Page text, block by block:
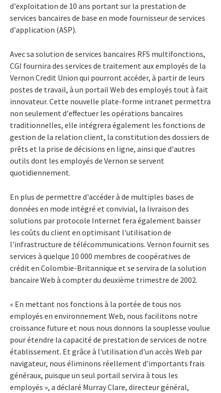
d'exploitation de 10 ans portant sur la prestation de
services bancaires de base en mode fournisseur de services
d'application (ASP).
Avec sa solution de services bancaires RFS multifonctions,
CGI fournira des services de traitement aux employés de la
Vernon Credit Union qui pourront accéder, à partir de leurs
postes de travail, à un portail Web des employés tout à fait
innovateur. Cette nouvelle plate-forme intranet permettra
non seulement d'effectuer les opérations bancaires
traditionnelles, elle intégrera également les fonctions de
gestion de la relation client, la constitution des dossiers de
prêts et la prise de décisions en ligne, ainsi que d'autres
outils dont les employés de Vernon se servent
quotidiennement.
En plus de permettre d'accéder à de multiples bases de
données en mode intégré et convivial, la livraison des
solutions par protocole Internet fera également baisser
les coûts du client en optimisant l'utilisation de
l'infrastructure de télécommunications. Vernon fournit ses
services à quelque 10 000 membres de coopératives de
crédit en Colombie-Britannique et se servira de la solution
bancaire Web à compter du deuxième trimestre de 2002.
« En mettant nos fonctions à la portée de tous nos
employés en environnement Web, nous facilitons notre
croissance future et nous nous donnons la souplesse voulue
pour étendre la capacité de prestation de services de notre
établissement. Et grâce à l'utilisation d'un accès Web par
navigateur, nous éliminons réellement d'importants frais
généraux, puisque un seul portail servira à tous les
employés », a déclaré Murray Clare, directeur général,